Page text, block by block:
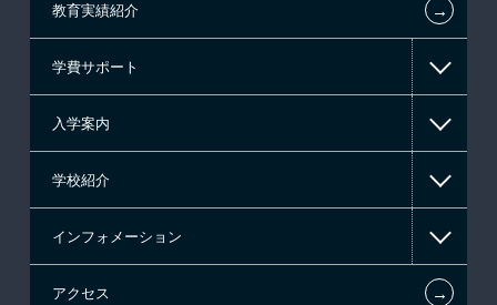
情報IT系
ゲーム系
教育実績紹介 ←
学費サポート
高等教育の修学支援新制度
日本学生支援機構の奨学金
国の教育ローン
提携教育ローン
入学案内
一般入学
AO入学
指定校推薦入学
学校紹介
在校生からあなたへ
施設・研修所
インフォメーション
お知らせ・新着情報
アクセス ←